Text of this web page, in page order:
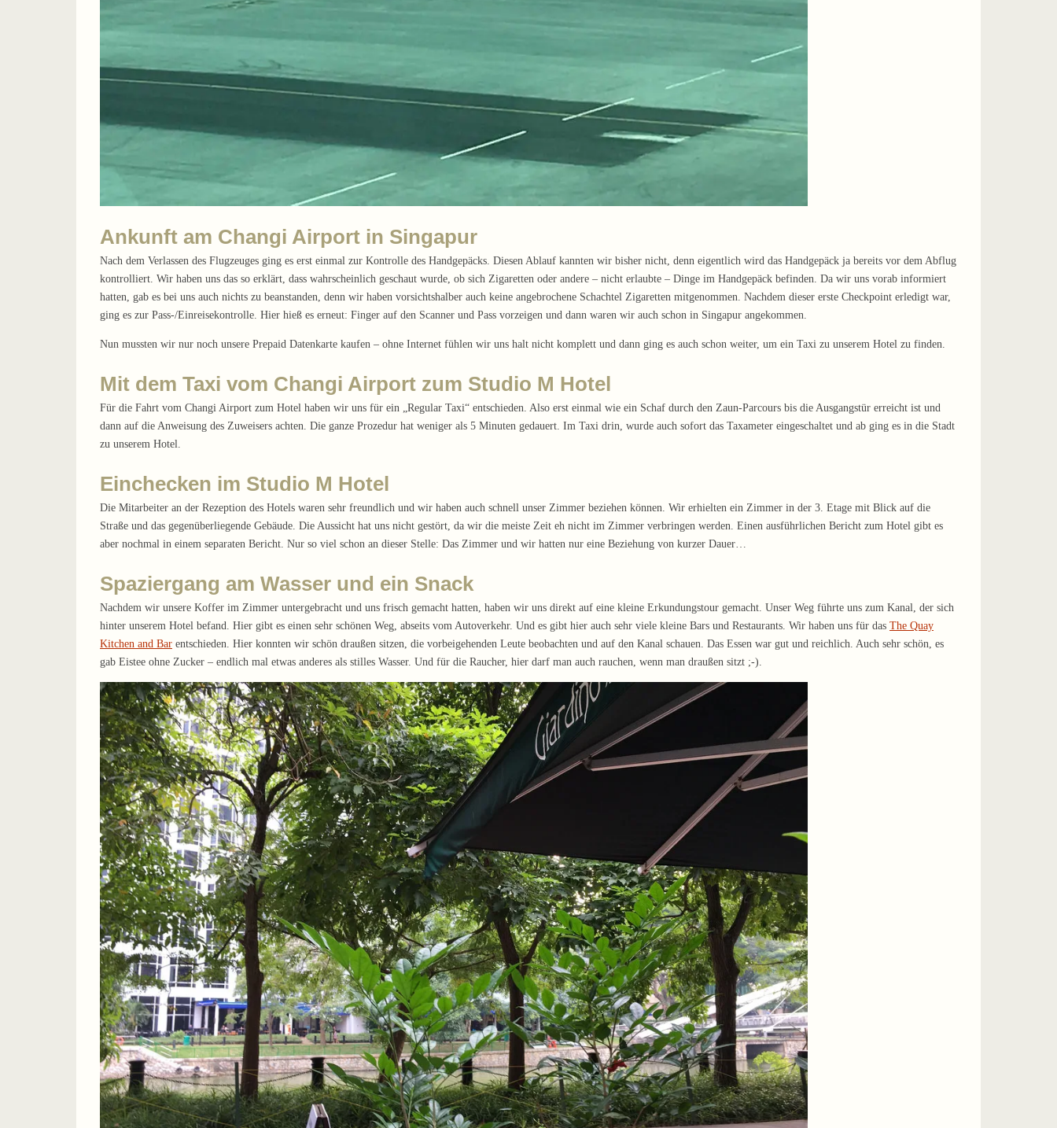
Ankunft am Changi Airport in Singapur
Nach dem Verlassen des Flugzeuges ging es erst einmal zur Kontrolle des Handgepäcks. Diesen Ablauf kannten wir bisher nicht, denn eigentlich wird das Handgepäck ja bereits vor dem Abflug
kontrolliert. Wir haben uns das so erklärt, dass wahrscheinlich geschaut wurde, ob sich Zigaretten oder andere – nicht erlaubte – Dinge im Handgepäck befinden. Da wir uns vorab informiert
hatten, gab es bei uns auch nichts zu beanstanden, denn wir haben vorsichtshalber auch keine angebrochene Schachtel Zigaretten mitgenommen. Nachdem dieser erste Checkpoint erledigt war,
ging es zur Pass-/Einreisekontrolle. Hier hieß es erneut: Finger auf den Scanner und Pass vorzeigen und dann waren wir auch schon in Singapur angekommen.
Nun mussten wir nur noch unsere Prepaid Datenkarte kaufen – ohne Internet fühlen wir uns halt nicht komplett und dann ging es auch schon weiter, um ein Taxi zu unserem Hotel zu finden.
Mit dem Taxi vom Changi Airport zum Studio M Hotel
Für die Fahrt vom Changi Airport zum Hotel haben wir uns für ein „Regular Taxi“ entschieden. Also erst einmal wie ein Schaf durch den Zaun-Parcours bis die Ausgangstür erreicht ist und
dann auf die Anweisung des Zuweisers achten. Die ganze Prozedur hat weniger als 5 Minuten gedauert. Im Taxi drin, wurde auch sofort das Taxameter eingeschaltet und ab ging es in die Stadt
zu unserem Hotel.
Einchecken im Studio M Hotel
Die Mitarbeiter an der Rezeption des Hotels waren sehr freundlich und wir haben auch schnell unser Zimmer beziehen können. Wir erhielten ein Zimmer in der 3. Etage mit Blick auf die
Straße und das gegenüberliegende Gebäude. Die Aussicht hat uns nicht gestört, da wir die meiste Zeit eh nicht im Zimmer verbringen werden. Einen ausführlichen Bericht zum Hotel gibt es
aber nochmal in einem separaten Bericht. Nur so viel schon an dieser Stelle: Das Zimmer und wir hatten nur eine Beziehung von kurzer Dauer…
Spaziergang am Wasser und ein Snack
Nachdem wir unsere Koffer im Zimmer untergebracht und uns frisch gemacht hatten, haben wir uns direkt auf eine kleine Erkundungstour gemacht. Unser Weg führte uns zum Kanal, der sich
hinter unserem Hotel befand. Hier gibt es einen sehr schönen Weg, abseits vom Autoverkehr. Und es gibt hier auch sehr viele kleine Bars und Restaurants. Wir haben uns für das The Quay
Kitchen and Bar entschieden. Hier konnten wir schön draußen sitzen, die vorbeigehenden Leute beobachten und auf den Kanal schauen. Das Essen war gut und reichlich. Auch sehr schön, es
gab Eistee ohne Zucker – endlich mal etwas anderes als stilles Wasser. Und für die Raucher, hier darf man auch rauchen, wenn man draußen sitzt ;-).